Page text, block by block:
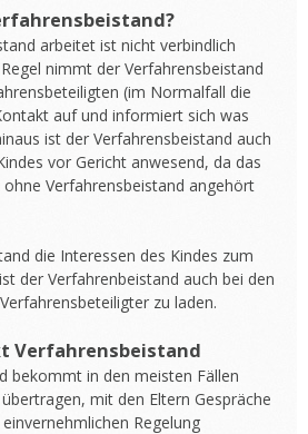
arbeitet ist nicht verbindlich
nimmt der Verfahrensbeistand
(im Normalfall die
auf und informiert sich was
ist der Verfahrensbeistand auch
vor Gericht anwesend, da das
Verfahrensbeistand angehört
die Interessen des Kindes zum
der Verfahrenbeistand auch bei den
zu laden.
Verfahrensbeistand
bekommt in den meisten Fällen
mit den Eltern Gespräche
Regelung